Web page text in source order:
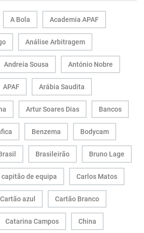
A Bola Academia APAF
Análise Arbitragem
Andreia Sousa António Nobre
APAF Arábia Saudita
Artur Soares Dias Bancos
Benzema Bodycam
Brasileirão Bruno Lage
capitão de equipa Carlos Matos
Cartão azul Cartão Branco
Catarina Campos China